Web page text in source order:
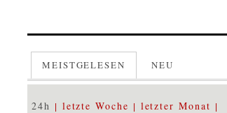
MEISTGELESEN NEU
24h letzte Woche letzter Monat